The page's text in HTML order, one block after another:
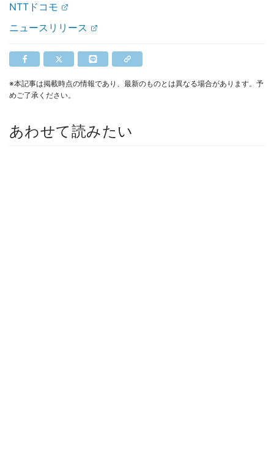
NTTドコモ
ニュースリリース
※本記事は掲載時点の情報であり、最新のものとは異なる場合があります。予
めご了承ください。
あわせて読みたい